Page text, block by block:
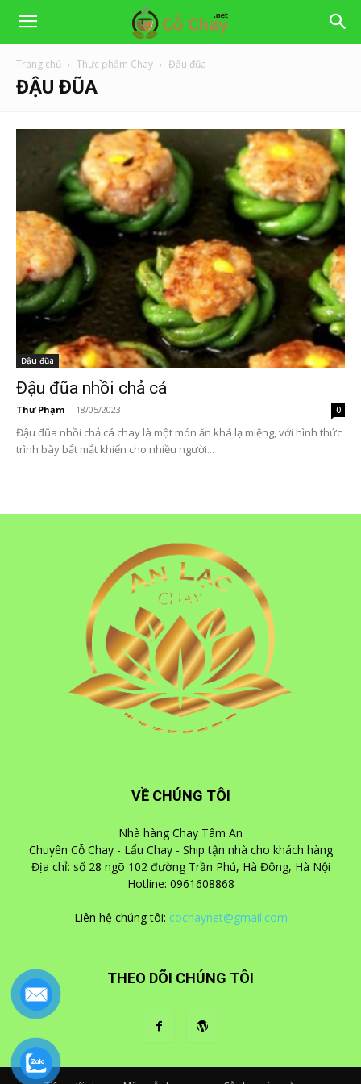
Trang chủ Thực phẩm Chay Đậu đũa
ĐẬU ĐŨA
Đậu đũa
Đậu đũa nhồi chả cá
Thư Phạm - 18/05/2023 0
Đậu đũa nhồi chả cá chay là một món ăn khá lạ miệng, với hình thức
trình bày bắt mắt khiến cho nhiều người...
VỀ CHÚNG TÔI
Nhà hàng Chay Tâm An
Chuyên Cỗ Chay - Lẩu Chay - Ship tận nhà cho khách hàng
Địa chỉ: số 28 ngõ 102 đường Trần Phú, Hà Đông, Hà Nội
Hotline: 0961608868
Liên hệ chúng tôi: cochaynet@gmail.com
THEO DÕI CHÚNG TÔI